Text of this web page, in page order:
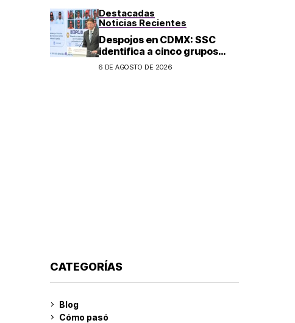
Destacadas
Noticias Recientes
Despojos en CDMX: SSC
identifica a cinco grupos
criminales vinculados a este
6 DE AGOSTO DE 2026
CATEGORÍAS
Blog
Cómo pasó